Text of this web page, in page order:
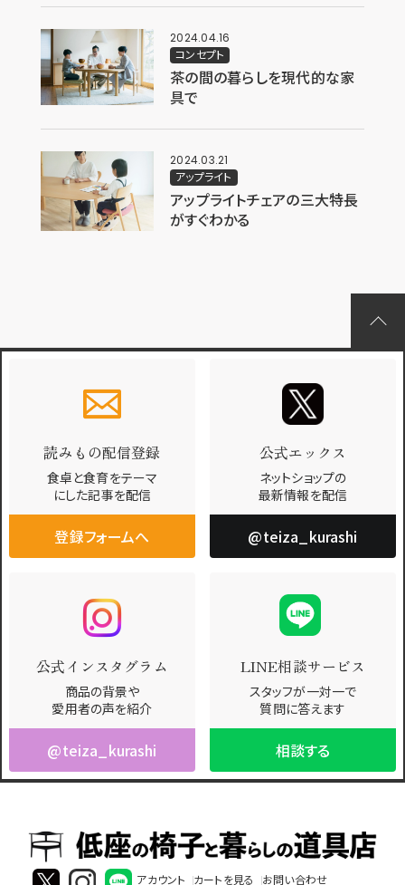
2024.04.16
コンセプト
茶の間の暮らしを現代的な家
具で
2024.03.21
アップライト
アップライトチェアの三大特長
がすぐわかる
読みもの配信登録
食卓と食育をテーマ
にした記事を配信
登録フォームへ
公式エックス
ネットショップの
最新情報を配信
@teiza_kurashi
公式インスタグラム
商品の背景や
愛用者の声を紹介
@teiza_kurashi
LINE相談サービス
スタッフが一対一で
質問に答えます
相談する
アカウント カートを見る お問い合わせ